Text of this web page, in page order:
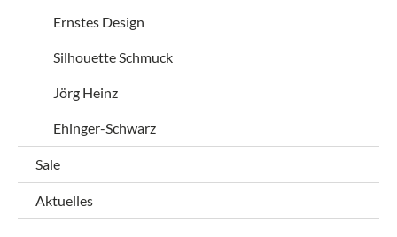
Ernstes Design
Silhouette Schmuck
Jörg Heinz
Ehinger-Schwarz
Sale
Aktuelles